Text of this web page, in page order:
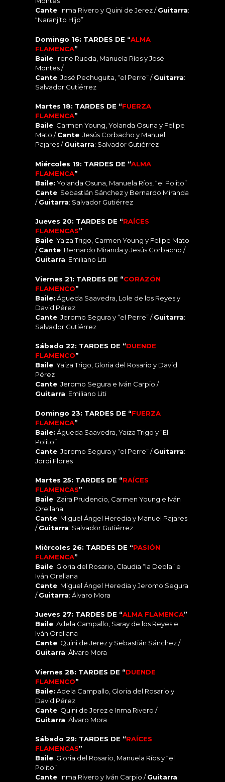
Cante: Inma Rivero y Quini de Jerez /Guitarra:
“Naranjito Hijo”
Domingo 16: TARDES DE “ALMA
FLAMENCA”
Baile: Irene Rueda, Manuela Ríos y José
Montes /
Cante: José Pechuguita, “el Perre” /Guitarra:
Salvador Gutiérrez
Martes 18: TARDES DE “FUERZA
FLAMENCA”
Baile: Carmen Young, Yolanda Osuna y Felipe
Mato /Cante: Jesús Corbacho y Manuel
Pajares /Guitarra: Salvador Gutiérrez
Miércoles 19: TARDES DE “ALMA
FLAMENCA”
Baile: Yolanda Osuna, Manuela Ríos, “el Polito”
Cante: Sebastián Sánchez y Bernardo Miranda
/Guitarra: Salvador Gutiérrez
Jueves 20: TARDES DE “RAÍCES
FLAMENCAS”
Baile: Yaiza Trigo, Carmen Young y Felipe Mato
/Cante: Bernardo Miranda y Jesús Corbacho /
Guitarra: Emiliano Liti
Viernes 21: TARDES DE “CORAZÓN
FLAMENCO”
Baile: Águeda Saavedra, Lole de los Reyes y
David Pérez
Cante: Jeromo Segura y “el Perre” /Guitarra:
Salvador Gutiérrez
Sábado 22: TARDES DE “DUENDE
FLAMENCO”
Baile: Yaiza Trigo, Gloria del Rosario y David
Pérez
Cante: Jeromo Segura e Iván Carpio /
Guitarra: Emiliano Liti
Domingo 23: TARDES DE “FUERZA
FLAMENCA”
Baile: Águeda Saavedra, Yaiza Trigo y “El
Polito”
Cante: Jeromo Segura y “el Perre” /Guitarra:
Jordi Flores
Martes 25: TARDES DE “RAÍCES
FLAMENCAS”
Baile: Zaira Prudencio, Carmen Young e Iván
Orellana
Cante: Miguel Ángel Heredia y Manuel Pajares
/Guitarra: Salvador Gutiérrez
Miércoles 26: TARDES DE “PASIÓN
FLAMENCA”
Baile: Gloria del Rosario, Claudia “la Debla” e
Iván Orellana
Cante: Miguel Ángel Heredia y Jeromo Segura
/Guitarra: Álvaro Mora
Jueves 27: TARDES DE “ALMA FLAMENCA”
Baile: Adela Campallo, Saray de los Reyes e
Iván Orellana
Cante: Quini de Jerez y Sebastián Sánchez /
Guitarra: Álvaro Mora
Viernes 28: TARDES DE “DUENDE
FLAMENCO”
Baile: Adela Campallo, Gloria del Rosario y
David Pérez
Cante: Quini de Jerez e Inma Rivero /
Guitarra: Álvaro Mora
Sábado 29: TARDES DE “RAÍCES
FLAMENCAS”
Baile: Gloria del Rosario, Manuela Ríos y “el
Polito”
Cante: Inma Rivero y Iván Carpio /Guitarra: